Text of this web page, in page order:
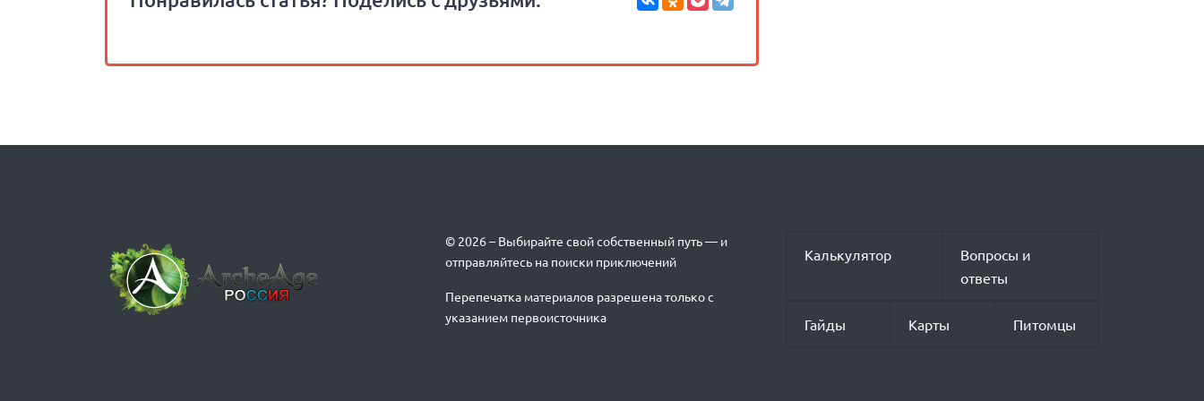
© 2026 – Выбирайте свой собственный путь — и
отправляйтесь на поиски приключений
Перепечатка материалов разрешена только с
указанием первоисточника
Калькулятор
Вопросы и
ответы
Гайды Карты Питомцы